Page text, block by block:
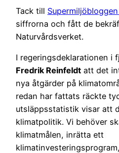
Tack till Supermiljöbloggen
siffrorna och fått de
Naturvårdsverket.
I regeringsdeklarationen i
Fredrik Reinfeldt att det
nya åtgärder på
redan har fattats räckte
utsläppsstatistik visar att
klimatpolitik. Vi behöver
klimatmålen, inrätta ett